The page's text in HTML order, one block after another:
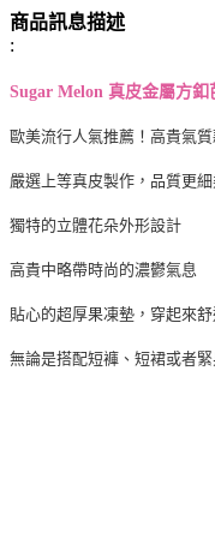
商品訊息描述
:
Sugar Melon 真皮金屬方釦
歐美流行人氣推薦！高貴氣
嚴選上等真皮製作，品質更
獨特的立體花朵外形設計
高貴中略帶時尚的濃鬱氣息
貼心的超厚果凍墊，穿起來
無論是搭配短褲、短裙或者